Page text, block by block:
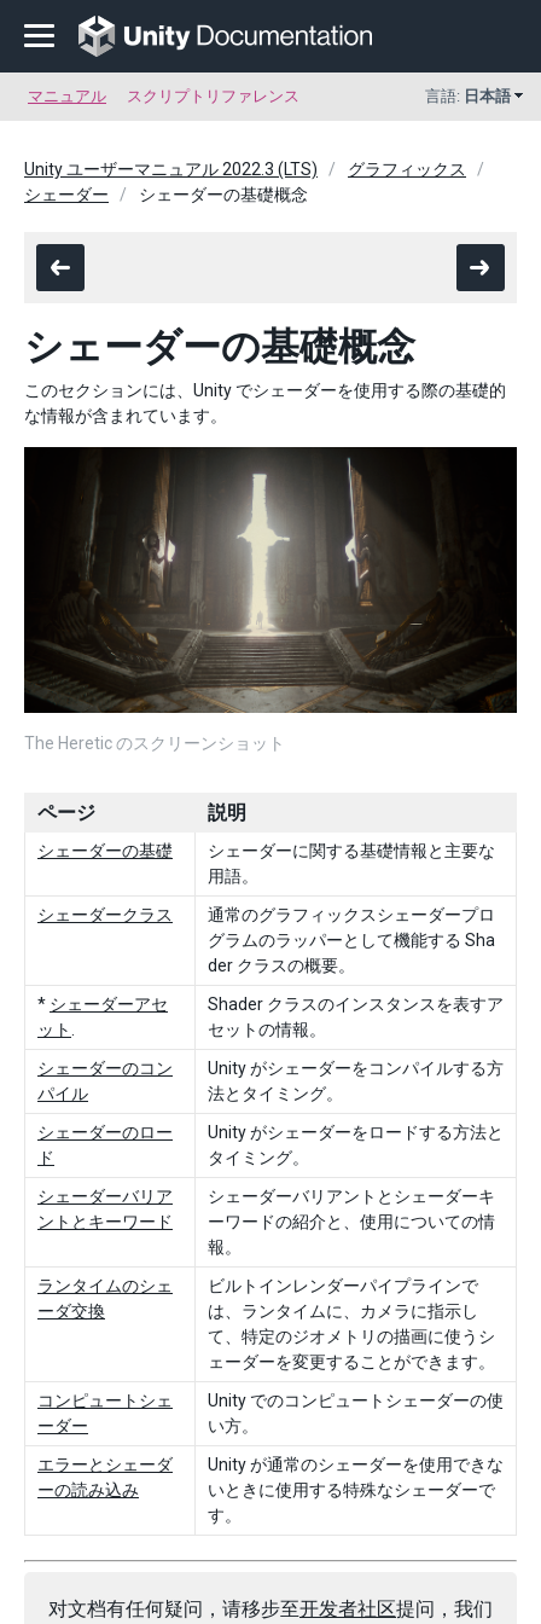
マニュアル スクリプトリファレンス 言語: 日本語
Unity ユーザーマニュアル 2022.3 (LTS)
グラフィックス
シェーダー
シェーダーの基礎概念
シェーダーの基礎概念
このセクションには、Unity でシェーダーを使用する際の基礎的
な情報が含まれています。
The Heretic のスクリーンショット
ページ 説明
シェーダーの基礎
シェーダーに関する基礎情報と主要な
用語。
シェーダークラス
通常のグラフィックスシェーダープロ
グラムのラッパーとして機能する Sha
der クラスの概要。
* シェーダーアセ
ット
Shader クラスのインスタンスを表すア
セットの情報。
シェーダーのコン
パイル
Unity がシェーダーをコンパイルする方
法とタイミング。
シェーダーのロー
ド
Unity がシェーダーをロードする方法と
タイミング。
シェーダーバリア
ントとキーワード
シェーダーバリアントとシェーダーキ
ーワードの紹介と、使用についての情
報。
ランタイムのシェ
ーダ交換
ビルトインレンダーパイプラインで
は、ランタイムに、カメラに指示し
て、特定のジオメトリの描画に使うシ
ェーダーを変更することができます。
コンピュートシェ
ーダー
Unity でのコンピュートシェーダーの使
い方。
エラーとシェーダ
ーの読み込み
Unity が通常のシェーダーを使用できな
いときに使用する特殊なシェーダーで
す。
对文档有任何疑问，请移步至开发者社区提问，我们